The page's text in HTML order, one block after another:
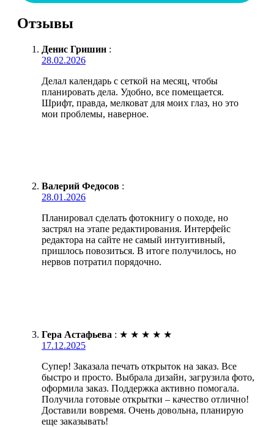
Отзывы
Денис Гришин :
28.02.2026
Делал календарь с сеткой на месяц, чтобы
планировать дела. Удобно, все помещается.
Шрифт, правда, мелковат для моих глаз, но это
мои проблемы, наверное.
Валерий Федосов :
28.01.2026
Планировал сделать фотокнигу о походе, но
застрял на этапе редактирования. Интерфейс
редактора на сайте не самый интуитивный,
пришлось повозиться. В итоге получилось, но
нервов потратил порядочно.
Гера Астафьева : ★ ★ ★ ★ ★
17.12.2025
Супер! Заказала печать открыток на заказ. Все
быстро и просто. Выбрала дизайн, загрузила фото,
оформила заказ. Поддержка активно помогала.
Получила готовые открытки – качество отлично!
Доставили вовремя. Очень довольна, планирую
еще заказывать!